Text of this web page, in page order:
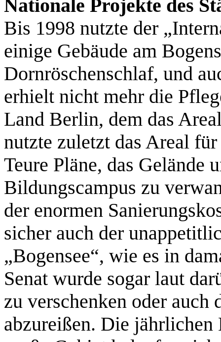
Nationale Projekte des
Bis 1998 nutzte der
einige Gebäude am
Dornröschenschlaf, und
erhielt nicht mehr die
Land Berlin, dem das
nutzte zuletzt das Areal
Teure Pläne, das Gelände
Bildungscampus zu
der enormen
sicher auch der
„Bogensee“, wie es in
Senat wurde sogar laut
zu verschenken oder auch
abzureißen. Die